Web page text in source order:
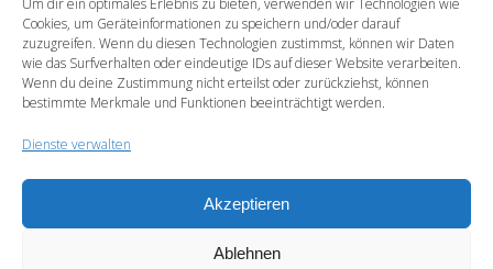
Um dir ein optimales Erlebnis zu bieten, verwenden wir Technologien wie
Cookies, um Geräteinformationen zu speichern und/oder darauf
zuzugreifen. Wenn du diesen Technologien zustimmst, können wir Daten
wie das Surfverhalten oder eindeutige IDs auf dieser Website verarbeiten.
Wenn du deine Zustimmung nicht erteilst oder zurückziehst, können
bestimmte Merkmale und Funktionen beeinträchtigt werden.
Dienste verwalten
Akzeptieren
Ablehnen
© 2026 | SprachCafé Polnisch
Archiv Datenschutzerklärung